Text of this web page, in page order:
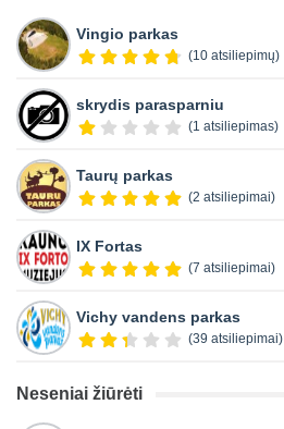
Vingio parkas
(10 atsiliepimų)
skrydis parasparniu
(1 atsiliepimas)
Taurų parkas
(2 atsiliepimai)
IX Fortas
(7 atsiliepimai)
Vichy vandens parkas
(39 atsiliepimai)
Neseniai žiūrėti